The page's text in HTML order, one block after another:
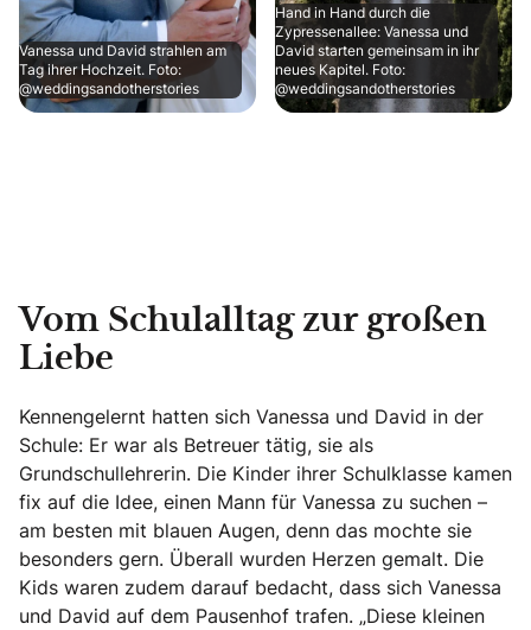
Vanessa und David strahlen am
Tag ihrer Hochzeit. Foto:
@weddingsandotherstories
Hand in Hand durch die
Zypressenallee: Vanessa und
David starten gemeinsam in ihr
neues Kapitel. Foto:
@weddingsandotherstories
Vom Schulalltag zur großen
Liebe
Kennengelernt hatten sich Vanessa und David in der
Schule: Er war als Betreuer tätig, sie als
Grundschullehrerin. Die Kinder ihrer Schulklasse kamen
fix auf die Idee, einen Mann für Vanessa zu suchen –
am besten mit blauen Augen, denn das mochte sie
besonders gern. Überall wurden Herzen gemalt. Die
Kids waren zudem darauf bedacht, dass sich Vanessa
und David auf dem Pausenhof trafen. „Diese kleinen